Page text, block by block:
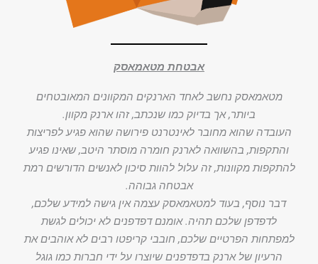
אבטחת מטאמאסק
מטאמאסק נחשב לאחד הארנקים המקוונים המאובטחים
ביותר, אך בדיוק כמו שנכתב, זהו ארנק מקוון.
העובדה שהוא מחובר לאינטרנט פירושה שהוא פגיע לפריצות
והתקפות, בהשוואה לארנק חומרה מוסתר היטב, שאינו פגיע
להתקפות מקוונות, זה עלול להוות סיכון לאנשים הדורשים רמת
אבטחה גבוהה.
דבר נוסף, בעוד למטאמאסק עצמה אין גישה למידע שלכם,
לדפדפן שלכם תהיה. אומנם דפדפנים לא יכולים לגשת
למפתחות הפרטיים שלכם, חובבי קריפטו רבים לא אוהבים את
הרעיון של ארנק בדפדפנים שיוצרו על ידי חברות כמו גוגל